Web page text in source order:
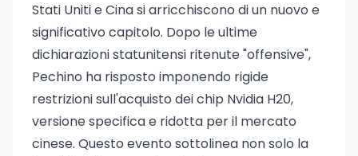
Stati Uniti e Cina si arricchiscono di un nuovo e
significativo capitolo. Dopo le ultime
dichiarazioni statunitensi ritenute "offensive",
Pechino ha risposto imponendo rigide
restrizioni sull'acquisto dei chip Nvidia H20,
versione specifica e ridotta per il mercato
cinese. Questo evento sottolinea non solo la